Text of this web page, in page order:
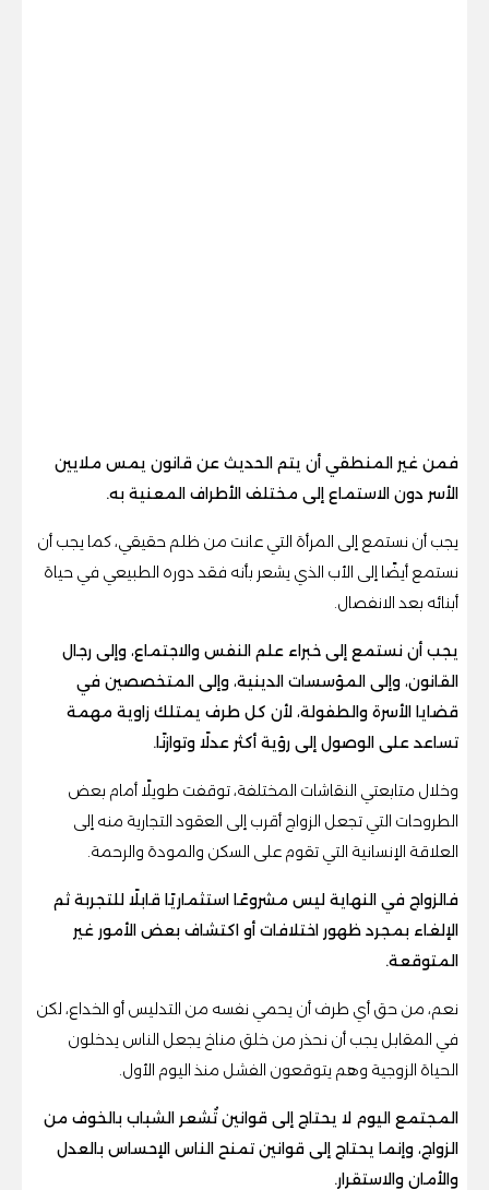
فمن غير المنطقي أن يتم الحديث عن قانون يمس ملايين
الأسر دون الاستماع إلى مختلف الأطراف المعنية به.
يجب أن نستمع إلى المرأة التي عانت من ظلم حقيقي، كما يجب أن
نستمع أيضًا إلى الأب الذي يشعر بأنه فقد دوره الطبيعي في حياة
أبنائه بعد الانفصال.
يجب أن نستمع إلى خبراء علم النفس والاجتماع، وإلى رجال
القانون، وإلى المؤسسات الدينية، وإلى المتخصصين في
قضايا الأسرة والطفولة، لأن كل طرف يمتلك زاوية مهمة
تساعد على الوصول إلى رؤية أكثر عدلًا وتوازنًا.
وخلال متابعتي النقاشات المختلفة، توقفت طويلًا أمام بعض
الطروحات التي تجعل الزواج أقرب إلى العقود التجارية منه إلى
العلاقة الإنسانية التي تقوم على السكن والمودة والرحمة.
فالزواج في النهاية ليس مشروعًا استثماريًا قابلًا للتجربة ثم
الإلغاء بمجرد ظهور اختلافات أو اكتشاف بعض الأمور غير
المتوقعة.
نعم، من حق أي طرف أن يحمي نفسه من التدليس أو الخداع، لكن
في المقابل يجب أن نحذر من خلق مناخ يجعل الناس يدخلون
الحياة الزوجية وهم يتوقعون الفشل منذ اليوم الأول.
المجتمع اليوم لا يحتاج إلى قوانين تُشعر الشباب بالخوف من
الزواج، وإنما يحتاج إلى قوانين تمنح الناس الإحساس بالعدل
والأمان والاستقرار.